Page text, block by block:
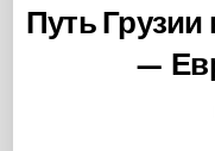
Путь
—